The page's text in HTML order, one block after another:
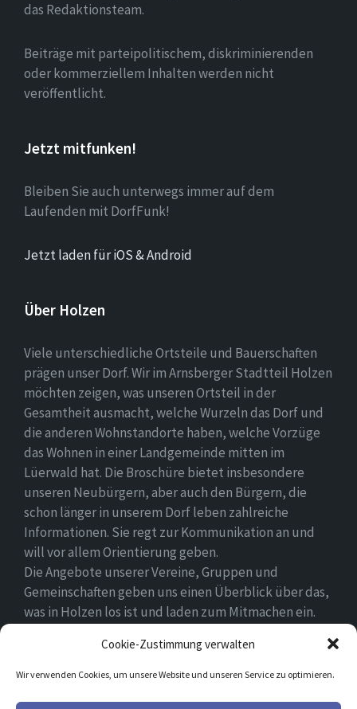
Cookie-Zustimmung verwalten
Wir verwenden Cookies, um unsere Website und unseren Service zu optimieren.
das Redaktionsteam.
Beiträge mit parteipolitischem, diskriminierenden
oder kommerziellem Inhalten werden nicht
veröffentlicht.
Jetzt mitfunken!
Bleiben Sie auch unterwegs immer auf dem
Laufenden mit DorfFunk!
Jetzt laden für iOS & Android
Über Holzen
Viele unterschiedliche Ortsteile und Bauerschaften
prägen unser Dorf. Wir im Arnsberger Stadtteil Holzen
möchten zeigen, was unseren Ortsteil in der
Gesamtheit ausmacht, welche Wurzeln das Dorf und
die anderen Wohnstandorte haben, welche Vorzüge
das Wohnen in einer Landgemeinde mitten im
Lüerwald hat. Die Broschüre bietet insbesondere
unseren Neubürgern, aber auch den Bürgern, die
schon länger in unserem Dorf leben zahlreiche
Informationen. Sie regt zur Kommunikation an und
will vor allem Orientierung geben.
Die Angebote unserer Vereine, Gruppen und
Gemeinschaften geben uns einen Überblick über das,
was in Holzen los ist und laden zum Mitmachen ein.
und hoffen, dass sie sich in ihrem Umfeld wohlfühlen.